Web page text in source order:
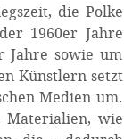
die Polke
1960er Jahre
Jahre sowie um
Künstlern setzt
Medien um.
Materialien, wie